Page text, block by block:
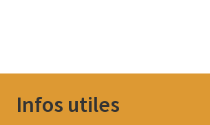
Infos utiles